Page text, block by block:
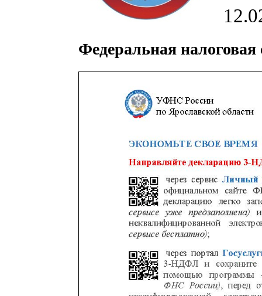
Федеральная налоговая